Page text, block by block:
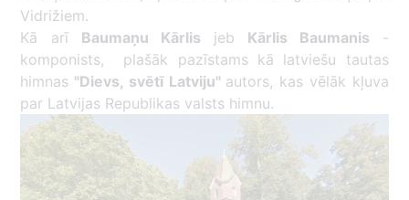
Vidrižiem.
Kā arī Baumaņu Kārlis jeb Kārlis Baumanis -
komponists, plašāk pazīstams kā latviešu tautas
himnas "Dievs, svētī Latviju" autors, kas vēlāk kļuva
par Latvijas Republikas valsts himnu.